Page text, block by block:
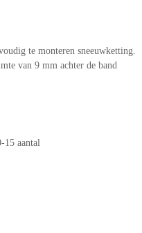
te monteren sneeuwketting.
van 9 mm achter de band
15 aantal